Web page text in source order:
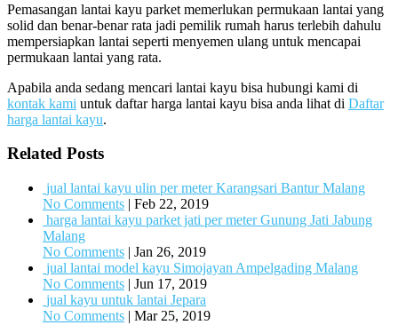
Pemasangan lantai kayu parket memerlukan permukaan lantai yang
solid dan benar-benar rata jadi pemilik rumah harus terlebih dahulu
mempersiapkan lantai seperti menyemen ulang untuk mencapai
permukaan lantai yang rata.
Apabila anda sedang mencari lantai kayu bisa hubungi kami di
kontak kami untuk daftar harga lantai kayu bisa anda lihat di Daftar
harga lantai kayu.
Related Posts
jual lantai kayu ulin per meter Karangsari Bantur Malang
No Comments | Feb 22, 2019
harga lantai kayu parket jati per meter Gunung Jati Jabung
Malang
No Comments | Jan 26, 2019
jual lantai model kayu Simojayan Ampelgading Malang
No Comments | Jun 17, 2019
jual kayu untuk lantai Jepara
No Comments | Mar 25, 2019